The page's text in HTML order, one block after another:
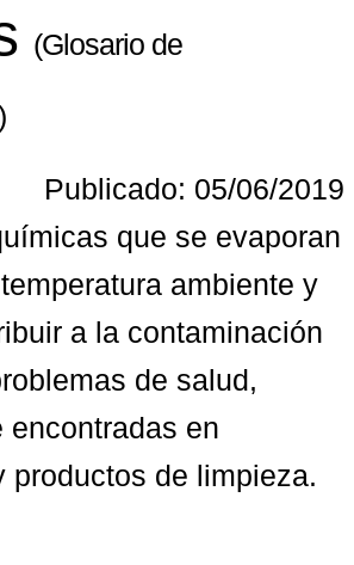
(Glosario de
Publicado: 05/06/2019
que se evaporan
ambiente y
a la contaminación
de salud,
encontradas en
productos de limpieza.